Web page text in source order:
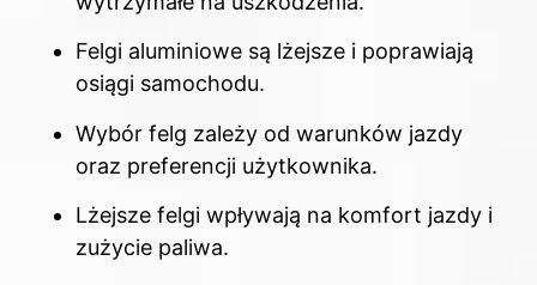
Felgi aluminiowe są lżejsze i poprawiają
osiągi samochodu.
Wybór felg zależy od warunków jazdy
oraz preferencji użytkownika.
Lżejsze felgi wpływają na komfort jazdy i
zużycie paliwa.